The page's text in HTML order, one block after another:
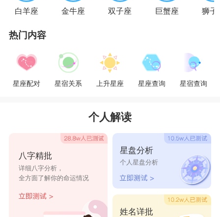
胃口，他们就会痛快的说出来并且把你一顿臭骂。通常就
是因为这样，女人们往往不敢跟他们凑得太近，毕竟大家
高调到让大家根本摸不到他们的脚底。也就是说平日里他
们就已经促成了和大家保持着一定距离的那种状态，你根
你也能感受到他们身上散发的冷漠，通常都是拥有一些极
其负面的感觉。所以说处女男有的时候真的像是一座冰
山，属于外冷内冷的。说话偏激，再加上做事风格让人难
以接受。你如果要是女人的话，就别妄想着追他们。
星座乐原创文章，转载需注明出处
白羊座 金牛座 双子座 巨蟹座 狮子
热门内容
星座配对 星宿关系 上升星座 星座查询 星宿查询
个人解读
八字精批
详细八字分析，
全方面了解你的命运情况
星盘分析
个人星盘分析
姓名详批